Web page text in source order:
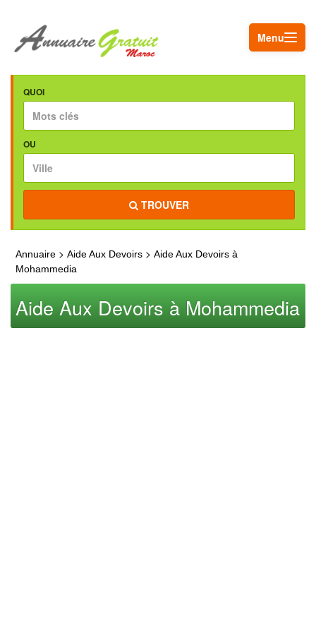
Menu
QUOI
OU
TROUVER
Annuaire > Aide Aux Devoirs > Aide Aux Devoirs à
Mohammedia
Aide Aux Devoirs à Mohammedia